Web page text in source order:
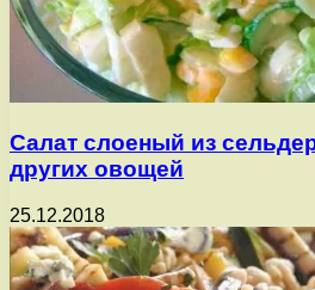
Салат слоеный из
других овощей
25.12.2018